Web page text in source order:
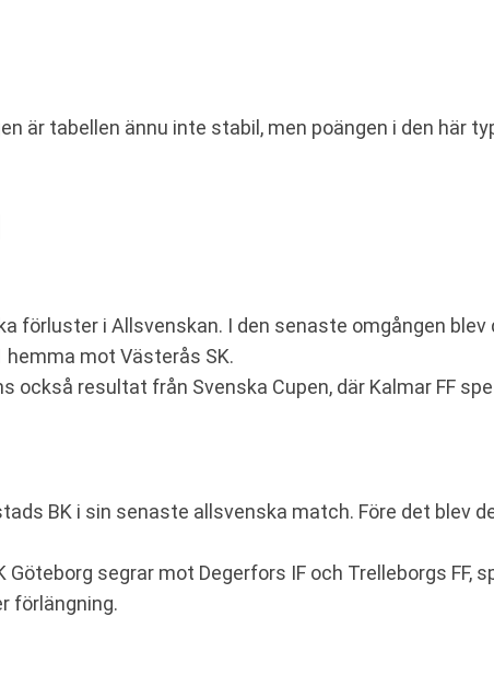
är tabellen ännu inte stabil, men poängen i den här
förluster i Allsvenskan. I den senaste omgången
hemma mot Västerås SK.
resultat från Svenska Cupen, där Kalmar FF
BK i sin senaste allsvenska match. Före det blev
Göteborg segrar mot Degerfors IF och Trelleborgs FF,
förlängning.